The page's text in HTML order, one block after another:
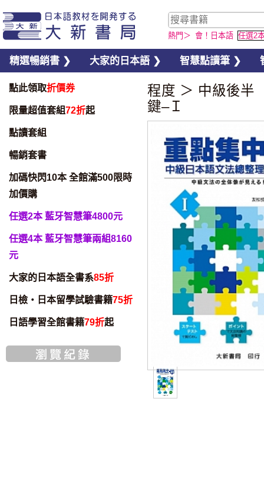
熱門＞ 會！日本語 任選2
精選暢銷書 ❯ 大家的日本語 ❯ 智慧點讀筆 ❯
點此領取折價券
限量超值套組72折起
點讀套組
暢銷套書
加碼快閃10本 全館滿500限時
加價購
任選2本 藍牙智慧筆4800元
任選4本 藍牙智慧筆兩組8160
元
大家的日本語全書系85折
日檢・日本留學試驗書籍75折
日語學習全館書籍79折起
程度 ＞ 中級後半
鍵–Ｉ